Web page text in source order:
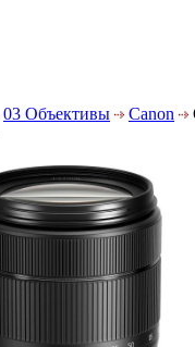
03 Объективы Canon